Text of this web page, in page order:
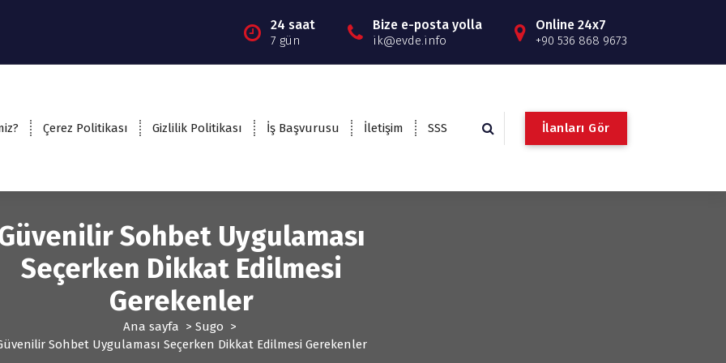
24 saat
7 gün
Bize e-posta yolla
ik@evde.info
Online 24x7
+90 536 868 9673
Çerez Politikası Gizlilik Politikası İş Başvurusu İletişim SSS İlanları Gör
Sohbet Uygulaması
Seçerken Dikkat Edilmesi
Gerekenler
Ana sayfa > Sugo >
Sohbet Uygulaması Seçerken Dikkat Edilmesi Gerekenler